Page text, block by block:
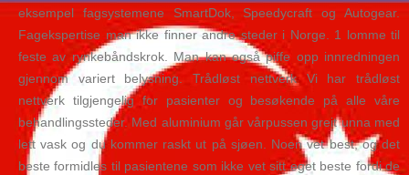
eksempel fagsystemene SmartDok, Speedycraft og Autogear.
Fagekspertise man ikke finner andre steder i Norge. 1 lomme til
feste av rynkebåndskrok. Man kan også piffe opp innredningen
gjennom variert belysning. Trådløst nettverk ​Vi har trådløst
nettverk tilgjengelig for pasienter og besøkende på alle våre
behandlingssteder. Med aluminium går vårpussen greit unna med
lett vask og du kommer raskt ut på sjøen. Noen vet best, og det
beste formidles til pasientene som ikke vet sitt eget beste fordi de